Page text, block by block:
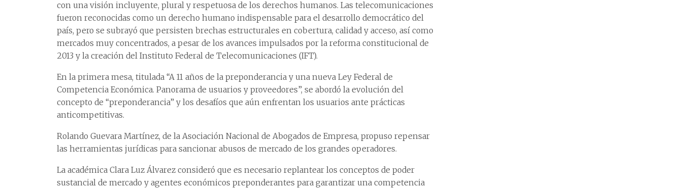
con una visión incluyente, plural y respetuosa de los derechos humanos. Las telecomunicaciones
fueron reconocidas como un derecho humano indispensable para el desarrollo democrático del
país, pero se subrayó que persisten brechas estructurales en cobertura, calidad y acceso, así como
mercados muy concentrados, a pesar de los avances impulsados por la reforma constitucional de
2013 y la creación del Instituto Federal de Telecomunicaciones (IFT).
En la primera mesa, titulada “A 11 años de la preponderancia y una nueva Ley Federal de
Competencia Económica. Panorama de usuarios y proveedores”, se abordó la evolución del
concepto de “preponderancia” y los desafíos que aún enfrentan los usuarios ante prácticas
anticompetitivas.
Rolando Guevara Martínez, de la Asociación Nacional de Abogados de Empresa, propuso repensar
las herramientas jurídicas para sancionar abusos de mercado de los grandes operadores.
La académica Clara Luz Álvarez consideró que es necesario replantear los conceptos de poder
sustancial de mercado y agentes económicos preponderantes para garantizar una competencia